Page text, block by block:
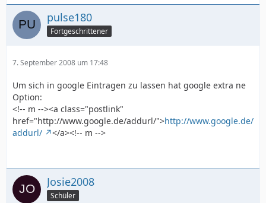
pulse180
Fortgeschrittener
7. September 2008 um 17:48
Um sich in google Eintragen zu lassen hat google extra ne
Option:
<!-- m --><a class="postlink"
href="http://www.google.de/addurl/">http://www.google.de/
addurl/
</a><!-- m -->
Josie2008
Schüler